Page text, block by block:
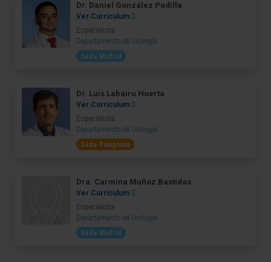
Dr. Daniel González Padilla
Ver Curriculum
Especialista
Departamento de Urología
Sede Madrid
Dr. Luis Labairu Huerta
Ver Curriculum
Especialista
Departamento de Urología
Sede Pamplona
Dra. Carmina Muñoz Bastidas
Ver Curriculum
Especialista
Departamento de Urología
Sede Madrid